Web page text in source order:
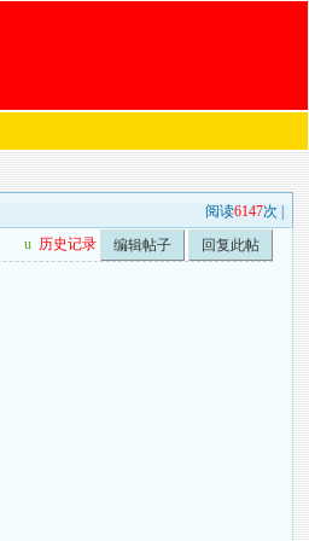
阅读6147次 |
u 历史记录 编辑帖子 回复此帖